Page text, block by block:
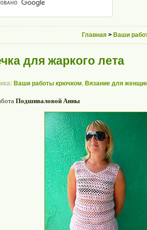
Главная > Ваши
для жаркого лета
Ваши работы крючком, Вязание для
Подшиваловой Анны